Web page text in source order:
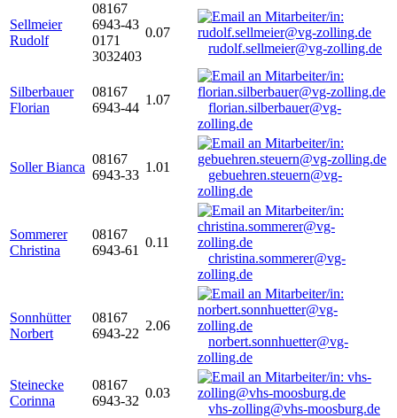
Sellmeier
Rudolf
08167
6943-43
0171
3032403
0.07
rudolf.sellmeier@vg-zolling.de
Silberbauer
Florian
08167
6943-44
1.07
florian.silberbauer@vg-
zolling.de
Soller Bianca
08167
6943-33
1.01
gebuehren.steuern@vg-
zolling.de
Sommerer
Christina
08167
6943-61
0.11
christina.sommerer@vg-
zolling.de
Sonnhütter
Norbert
08167
6943-22
2.06
norbert.sonnhuetter@vg-
zolling.de
Steinecke
Corinna
08167
6943-32
0.03
vhs-zolling@vhs-moosburg.de